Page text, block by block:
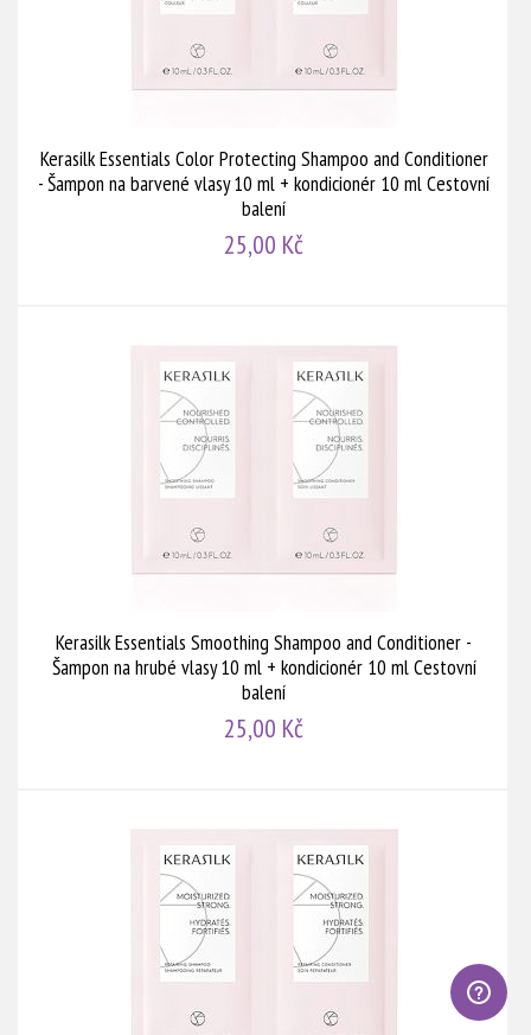
Kerasilk Essentials Color Protecting Shampoo and Conditioner
- Šampon na barvené vlasy 10 ml + kondicionér 10 ml Cestovní
balení
25,00 Kč
Kerasilk Essentials Smoothing Shampoo and Conditioner -
Šampon na hrubé vlasy 10 ml + kondicionér 10 ml Cestovní
balení
25,00 Kč